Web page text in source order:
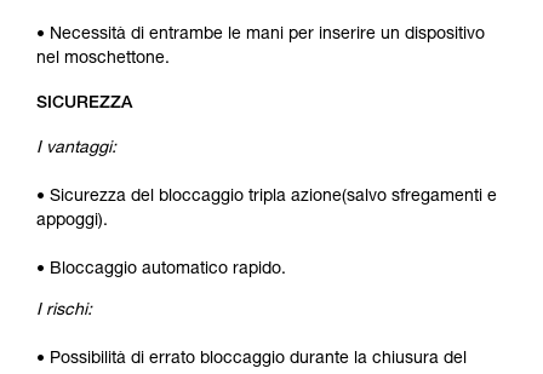
• Necessità di entrambe le mani per inserire un dispositivo
nel moschettone.
SICUREZZA
I vantaggi:
• Sicurezza del bloccaggio tripla azione(salvo sfregamenti e
appoggi).
• Bloccaggio automatico rapido.
I rischi:
• Possibilità di errato bloccaggio durante la chiusura del